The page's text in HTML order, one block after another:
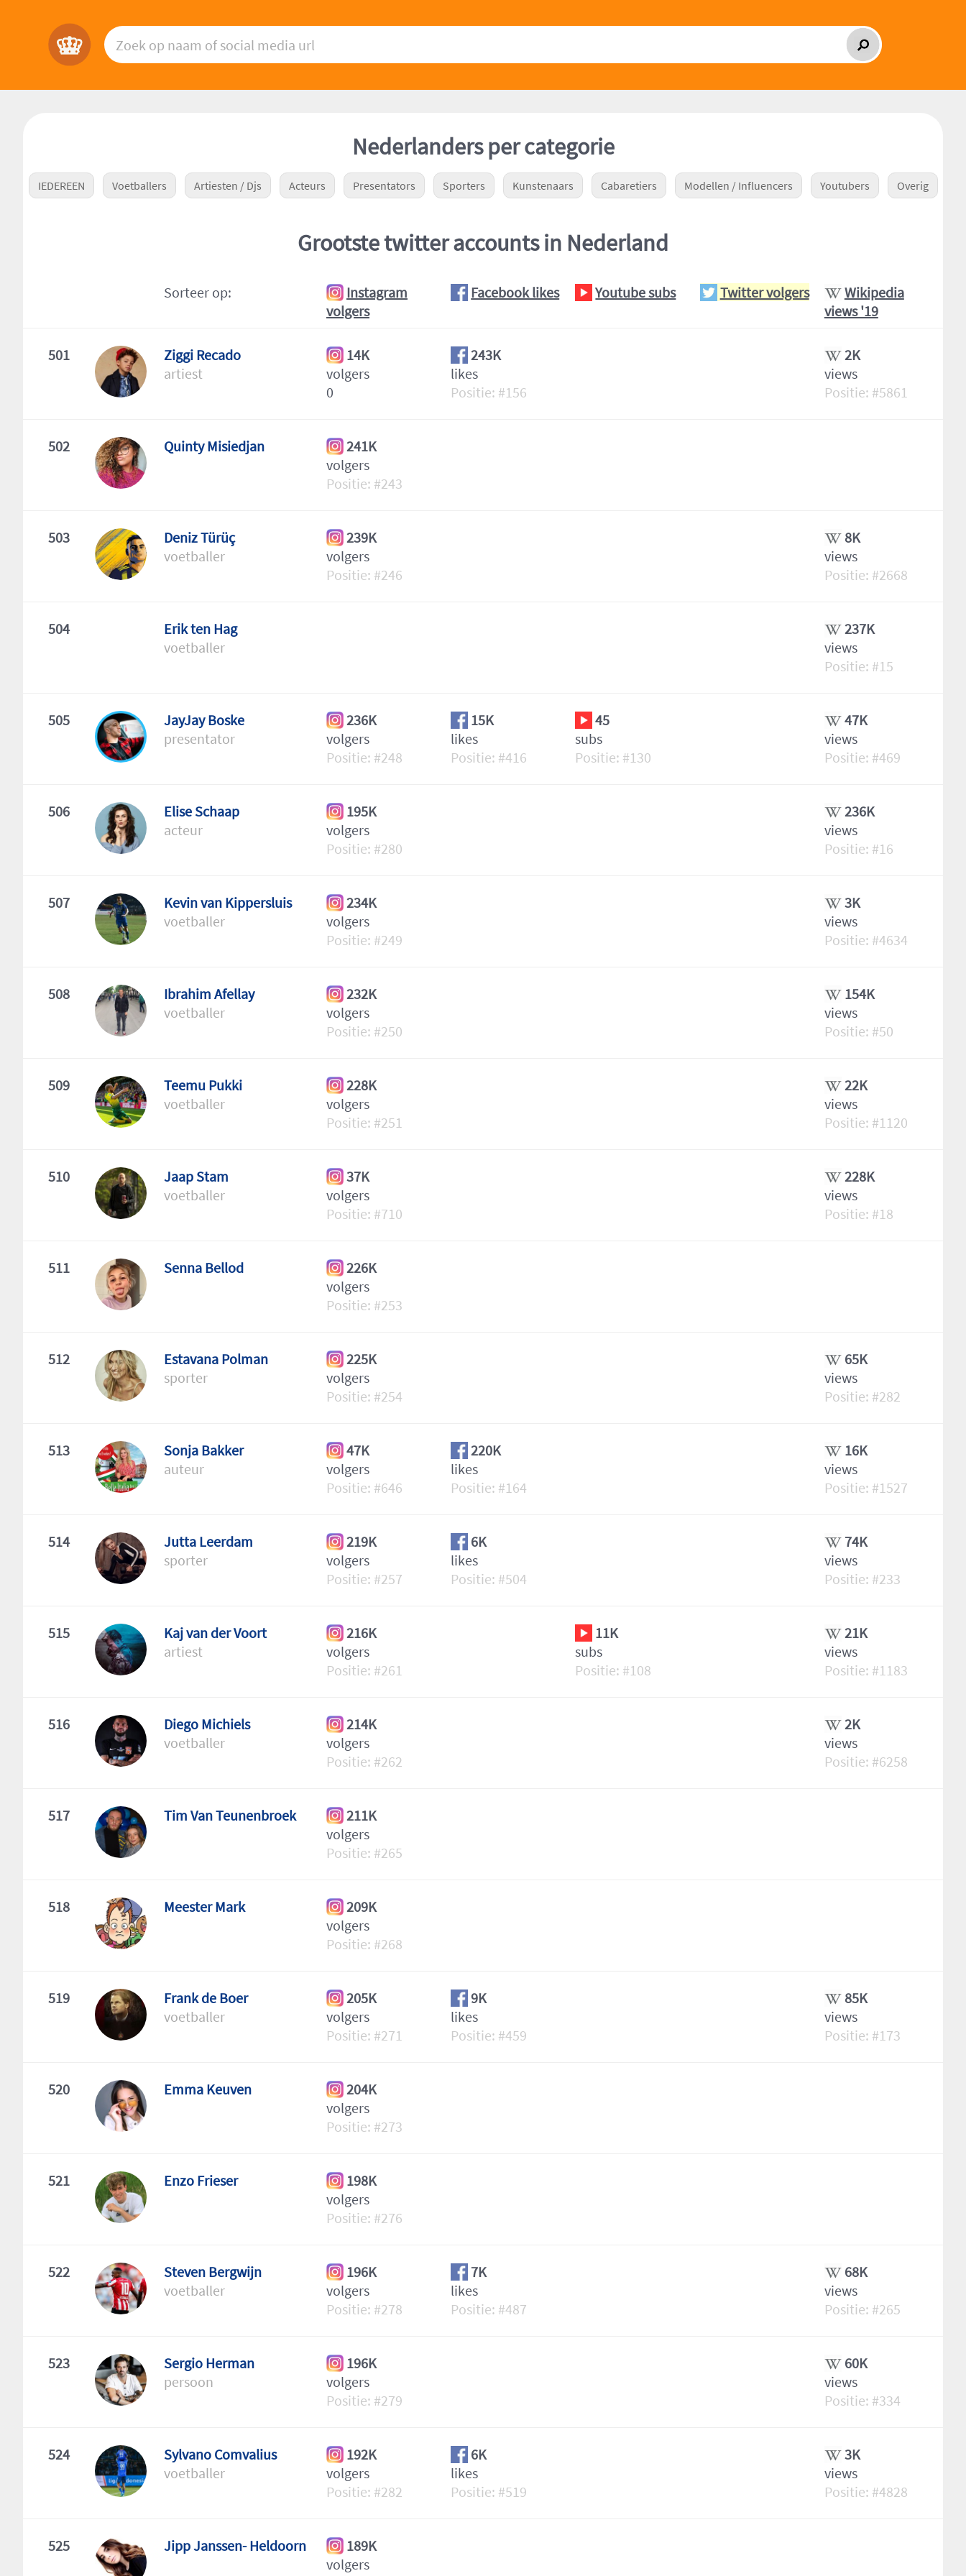
Nederlanders per categorie
IEDEREEN Voetballers Artiesten / Djs Acteurs Presentators Sporters Kunstenaars Cabaretiers Modellen / Influencers Youtubers Overig
Grootste twitter accounts in Nederland
Sorteer op:
Instagram
volgers
Facebook likes Youtube subs Twitter volgers
Wikipedia
views '19
501
Ziggi Recado
artiest
14K
volgers
0
243K
likes
156
2K
views
5861
502 Quinty Misiedjan
241K
volgers
243
503
Deniz Türüç
voetballer
239K
volgers
246
8K
views
2668
504
Erik ten Hag
voetballer
237K
views
15
505
JayJay Boske
presentator
236K
volgers
248
15K
likes
416
45
subs
130
47K
views
469
506
Elise Schaap
acteur
195K
volgers
280
236K
views
16
507
Kevin van Kippersluis
voetballer
234K
volgers
249
3K
views
4634
508
Ibrahim Afellay
voetballer
232K
volgers
250
154K
views
50
509
Teemu Pukki
voetballer
228K
volgers
251
22K
views
1120
510
Jaap Stam
voetballer
37K
volgers
710
228K
views
18
511 Senna Bellod
226K
volgers
253
512
Estavana Polman
sporter
225K
volgers
254
65K
views
282
513
Sonja Bakker
auteur
47K
volgers
646
220K
likes
164
16K
views
1527
514
Jutta Leerdam
sporter
219K
volgers
257
6K
likes
504
74K
views
233
515
Kaj van der Voort
artiest
216K
volgers
261
11K
subs
108
21K
views
1183
516
Diego Michiels
voetballer
214K
volgers
262
2K
views
6258
517 Tim Van Teunenbroek
211K
volgers
265
518 Meester Mark
209K
volgers
268
519
Frank de Boer
voetballer
205K
volgers
271
9K
likes
459
85K
views
173
520 Emma Keuven
204K
volgers
273
521 Enzo Frieser
198K
volgers
276
522
Steven Bergwijn
voetballer
196K
volgers
278
7K
likes
487
68K
views
265
523
Sergio Herman
persoon
196K
volgers
279
60K
views
334
524
Sylvano Comvalius
voetballer
192K
volgers
282
6K
likes
519
3K
views
4828
525 Jipp Janssen- Heldoorn
189K
volgers